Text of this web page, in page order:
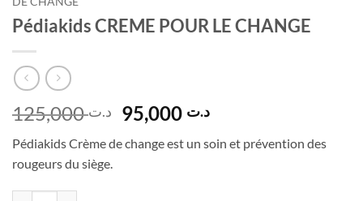
Pédiakids CREME POUR LE CHANGE
د.ت125,000
Le
prix
initial
د.تLe
actuel
Pédiakids Crème de change est un soin et prévention des
rougeurs du siège.